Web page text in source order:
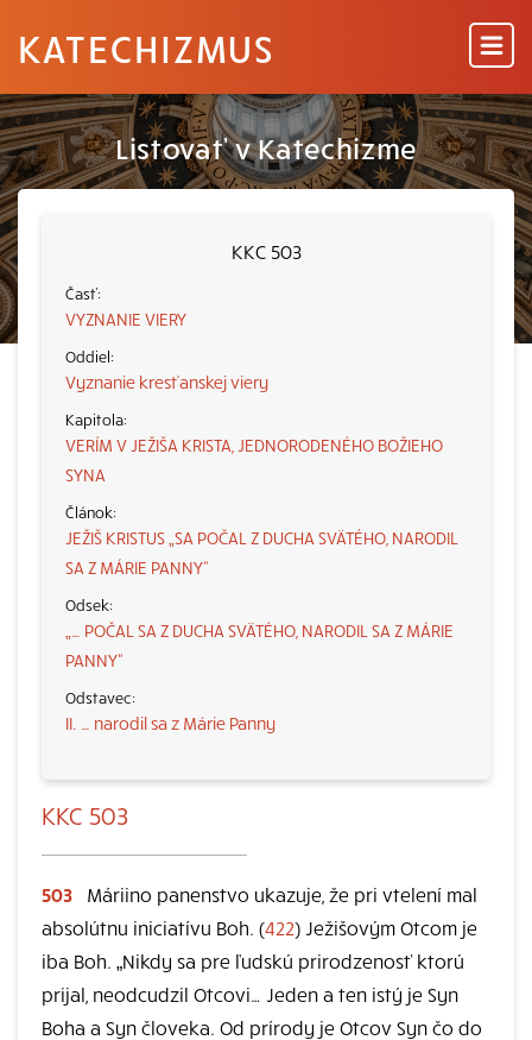
KATECHIZMUS
Listovať v Katechizme
KKC 503
VYZNANIE VIERY
Vyznanie kresťanskej viery
VERÍM V JEŽIŠA KRISTA, JEDNORODENÉHO BOŽIEHO
SYNA
JEŽIŠ KRISTUS „SA POČAL Z DUCHA SVÄTÉHO, NARODIL
SA Z MÁRIE PANNY“
„… POČAL SA Z DUCHA SVÄTÉHO, NARODIL SA Z MÁRIE
PANNY“
II. … narodil sa z Márie Panny
KKC 503
503
Máriino panenstvo ukazuje, že pri vtelení mal
absolútnu iniciatívu Boh. (422) Ježišovým Otcom je
iba Boh. „Nikdy sa pre ľudskú prirodzenosť ktorú
prijal, neodcudzil Otcovi… Jeden a ten istý je Syn
Boha a Syn človeka. Od prírody je Otcov Syn čo do